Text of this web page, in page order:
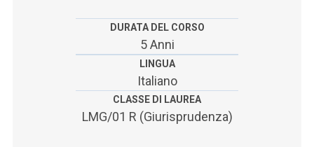
ACCEDI ALLA MAIL ICATT
SEI UN DOCENTE O UN MEMBRO DELLO STAFF
ACCEDI A CLOUDMAIL
DURATA DEL CORSO
5 Anni
LINGUA
Italiano
CLASSE DI LAUREA
LMG/01 R (Giurisprudenza)